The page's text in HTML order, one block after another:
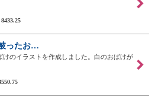
8433.25
ったお…
けのイラストを作成しました。白のおばけが